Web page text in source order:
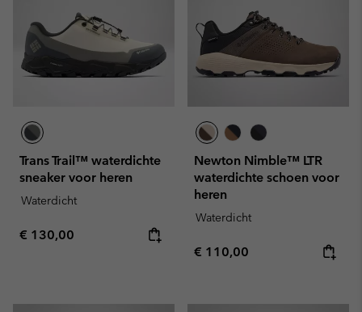
Trans Trail™ waterdichte
sneaker voor heren
Waterdicht
Regular price:
€ 130,00
Newton Nimble™ LTR
waterdichte schoen voor
heren
Waterdicht
Regular price:
€ 110,00